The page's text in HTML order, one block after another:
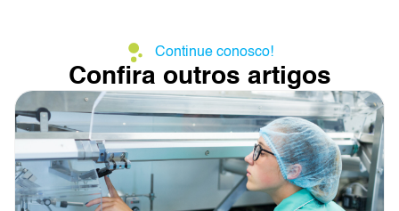
Continue conosco!
Confira outros artigos